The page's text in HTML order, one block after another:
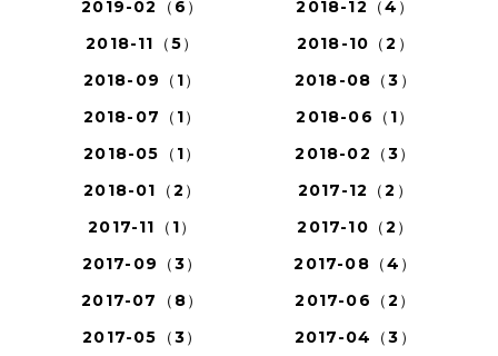
2019-02（6）
2018-12（4）
2018-11（5）
2018-10（2）
2018-09（1）
2018-08（3）
2018-07（1）
2018-06（1）
2018-05（1）
2018-02（3）
2018-01（2）
2017-12（2）
2017-11（1）
2017-10（2）
2017-09（3）
2017-08（4）
2017-07（8）
2017-06（2）
2017-05（3）
2017-04（3）